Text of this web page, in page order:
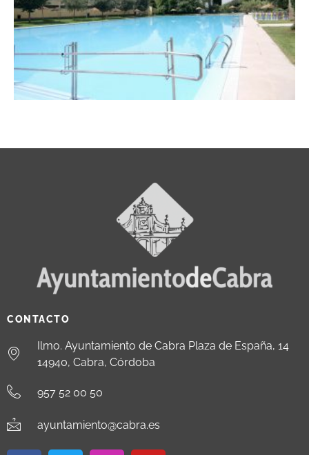
CONTACTO
Ilmo. Ayuntamiento de Cabra Plaza de España, 14
14940, Cabra, Córdoba
957 52 00 50
ayuntamiento@cabra.es